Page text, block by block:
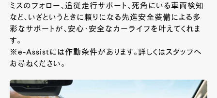
ミスのフォロー、追従走行サポート、死角にいる車両検知
など、いざというときに頼りになる先進安全装備による多
彩なサポートが、安心・安全なカーライフを叶えてくれま
す。
※e-Assistには作動条件があります。詳しくはスタッフへ
お尋ねください。